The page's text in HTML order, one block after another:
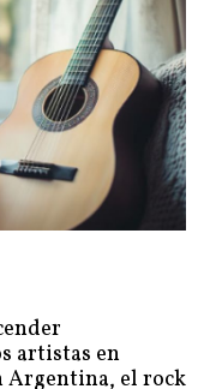
artistas en
Argentina, el rock